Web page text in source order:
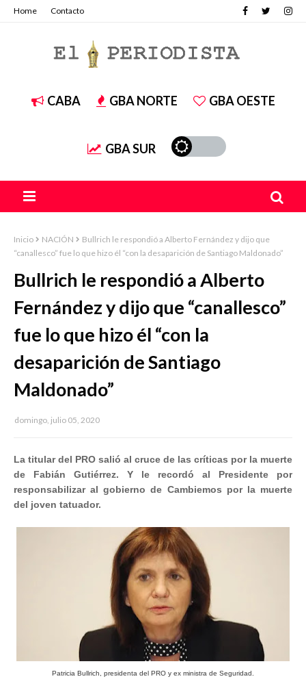
Home Contacto
CABA GBA NORTE GBA OESTE
GBA SUR
Inicio NACIÓN
Bullrich le respondió a Alberto Fernández y dijo que
“canallesco” fue lo que hizo él “con la desaparición de Santiago Maldonado”
Bullrich le respondió a Alberto
Fernández y dijo que “canallesco”
fue lo que hizo él “con la
desaparición de Santiago
Maldonado”
domingo, julio 05, 2020
La titular del PRO salió al cruce de las críticas por la muerte
de Fabián Gutiérrez. Y le recordó al Presidente por
responsabilizar al gobierno de Cambiemos por la muerte
del joven tatuador.
Patricia Bullrich, presidenta del PRO y ex ministra de Seguridad.